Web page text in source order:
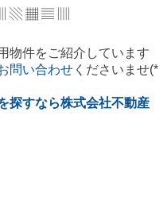
▧ ▦ ▤ ▥
物件をご紹介しています
問い合わせ くださいませ(*
探すなら株式会社不動産